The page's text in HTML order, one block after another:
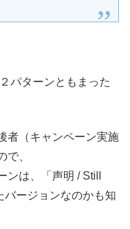
パターンともまった
者（キャンペーン実施
で、
ンは、「声明 / Still
ージョンなのかも知